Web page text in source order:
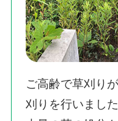
ご高齢で草刈り
刈りを行いました